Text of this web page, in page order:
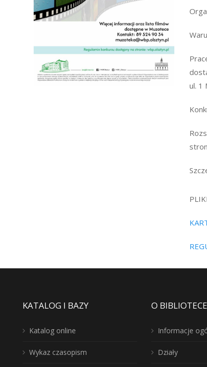
ul. 1
KATALOG I BAZY
Katalog online
Wykaz czasopism
O BIBLIOTECE
Informacje
Działy